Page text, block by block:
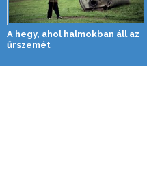
A hegy, ahol halmokban áll az
űrszemét